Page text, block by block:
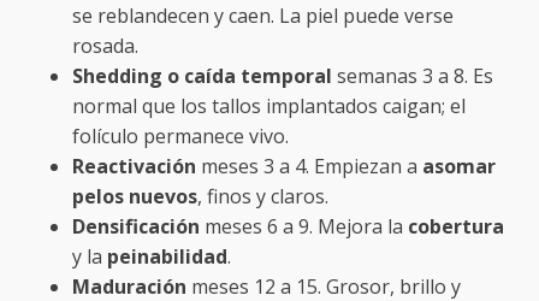
se reblandecen y caen. La piel puede verse
rosada.
Shedding o caída temporal semanas 3 a 8. Es
normal que los tallos implantados caigan; el
folículo permanece vivo.
Reactivación meses 3 a 4. Empiezan a asomar
pelos nuevos, finos y claros.
Densificación meses 6 a 9. Mejora la cobertura
y la peinabilidad.
Maduración meses 12 a 15. Grosor, brillo y